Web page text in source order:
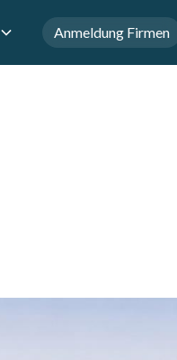
Anmeldung Firmen